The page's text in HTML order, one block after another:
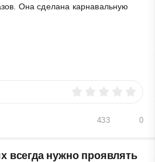
Она сделана карнавальную
0
433
всегда нужно проявлять